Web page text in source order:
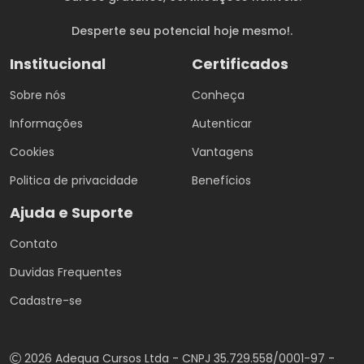
Desperte seu potencial hoje mesmo!.
Institucional
Sobre nós
Informações
Cookies
Politica de privacidade
Certificados
Conheça
Autenticar
Vantagens
Benefícios
Ajuda e Suporte
Contato
Duvidas Frequentes
Cadastre-se
2026 Adequa Cursos Ltda - CNPJ 35.729.558/0001-97 -